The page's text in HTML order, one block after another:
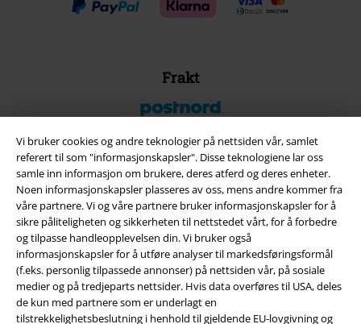
Vi bruker cookies og andre teknologier på nettsiden vår, samlet
referert til som "informasjonskapsler". Disse teknologiene lar oss
samle inn informasjon om brukere, deres atferd og deres enheter.
Noen informasjonskapsler plasseres av oss, mens andre kommer fra
våre partnere. Vi og våre partnere bruker informasjonskapsler for å
sikre påliteligheten og sikkerheten til nettstedet vårt, for å forbedre
og tilpasse handleopplevelsen din. Vi bruker også
informasjonskapsler for å utføre analyser til markedsføringsformål
(f.eks. personlig tilpassede annonser) på nettsiden vår, på sosiale
medier og på tredjeparts nettsider. Hvis data overføres til USA, deles
de kun med partnere som er underlagt en
tilstrekkelighetsbeslutning i henhold til gjeldende EU-lovgivning og
Frakt
EMP App
Her kan du laste ned EMPs nye app helt gratis og ta del i alle de nye
funksjonene og fordelene!
A Warner Music Group Company